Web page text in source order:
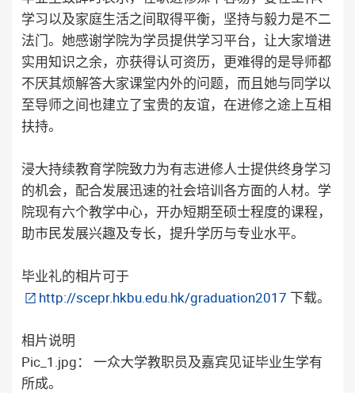
学习以及家庭生活之间取得平衡，坚持与毅力是不二
法门。她感谢学院为学员提供学习平台，让大家增进
实用知识之余，亦获得认可资历，更难得的是导师都
不厌其烦解答大家课堂内外的问题，而且她与同学以
至导师之间也建立了宝贵的友谊，在进修之途上互相
扶持。
浸大持续教育学院致力为有志进修人士提供终身学习
的机会，配合发展迅速的社会培训各方面的人材。学
院现有六个教学中心，开办短期至硕士程度的课程，
助市民发展兴趣及专长，提升学历与专业水平。
毕业礼的相片可于
http://scepr.hkbu.edu.hk/graduation2017 下载。
相片说明
Pic_1.jpg： 一众大学教职员及嘉宾见证毕业生学有
所成。